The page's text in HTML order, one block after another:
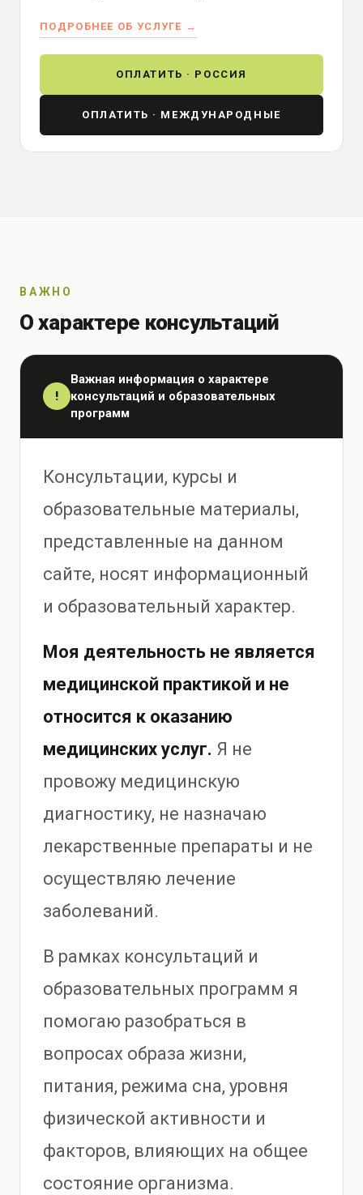
ПОДРОБНЕЕ ОБ УСЛУГЕ →
ОПЛАТИТЬ · РОССИЯ
ОПЛАТИТЬ · МЕЖДУНАРОДНЫЕ
ВАЖНО
О характере консультаций
!
Важная информация о характере
консультаций и образовательных
программ
Консультации, курсы и
образовательные материалы,
представленные на данном
сайте, носят информационный
и образовательный характер.
Моя деятельность не является
медицинской практикой и не
относится к оказанию
медицинских услуг. Я не
провожу медицинскую
диагностику, не назначаю
лекарственные препараты и не
осуществляю лечение
заболеваний.
В рамках консультаций и
образовательных программ я
помогаю разобраться в
вопросах образа жизни,
питания, режима сна, уровня
физической активности и
факторов, влияющих на общее
состояние организма.